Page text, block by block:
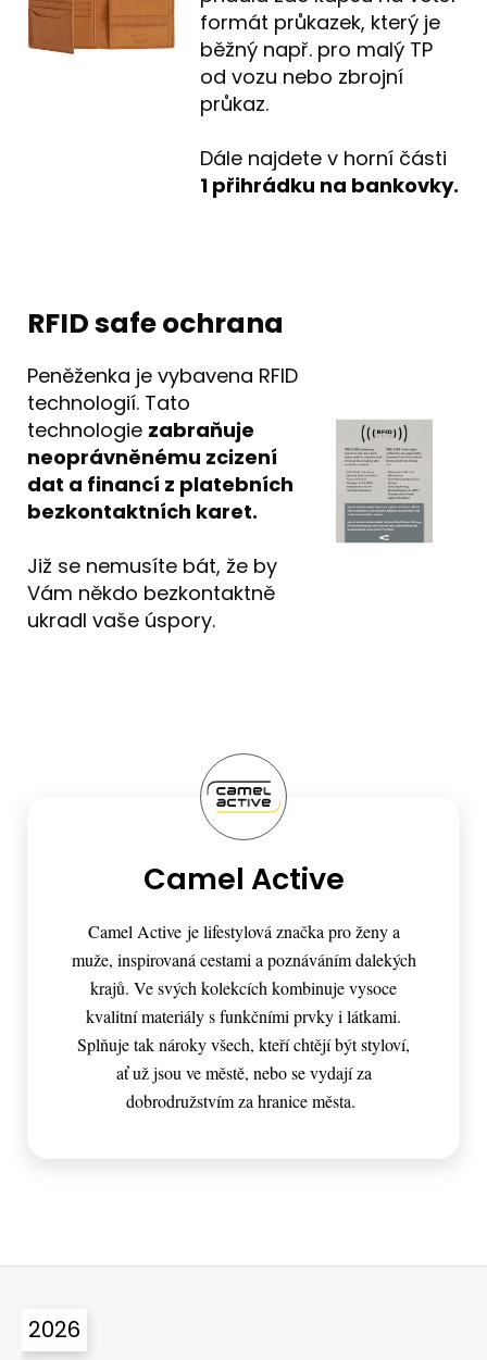
formát průkazek, který je
běžný např. pro malý TP
od vozu nebo zbrojní
průkaz.
Dále najdete v horní části
1 přihrádku na bankovky.
RFID safe ochrana
Peněženka je vybavena RFID
technologií. Tato
technologie zabraňuje
neoprávněnému zcizení
dat a financí z platebních
bezkontaktních karet.
Již se nemusíte bát, že by
Vám někdo bezkontaktně
ukradl vaše úspory.
Camel Active
Camel Active je lifestylová značka pro ženy a
muže, inspirovaná cestami a poznáváním dalekých
krajů. Ve svých kolekcích kombinuje vysoce
kvalitní materiály s funkčními prvky i látkami.
Splňuje tak nároky všech, kteří chtějí být styloví,
ať už jsou ve městě, nebo se vydají za
dobrodružstvím za hranice města.
Z
2026